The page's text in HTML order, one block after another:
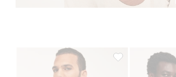
Raidallinen